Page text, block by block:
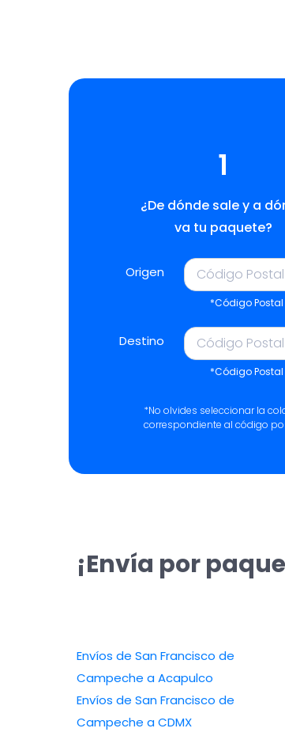
1
¿De dónde sale y a
va tu paquete?
Origen
*Código Postal
Destino
*Código Postal
*No olvides seleccionar la
correspondiente al código
¡Envía por
Envíos de San Francisco de
Campeche a Acapulco
Envíos de San Francisco de
Campeche a CDMX